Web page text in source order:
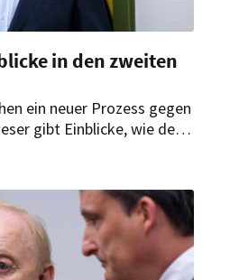
in den zweiten
ein neuer Prozess gegen
gibt Einblicke, wie der